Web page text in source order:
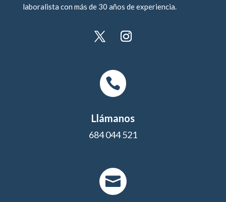
laboralista con más de 30 años de experiencia.

Llámanos
684 044 521
